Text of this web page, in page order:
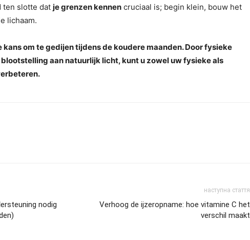
ten slotte dat je grenzen kennen cruciaal is; begin klein, bouw het
lichaam.
om te gedijen tijdens de koudere maanden. Door fysieke
aan natuurlijk licht, kunt u zowel uw fysieke als
nodig
наступна стаття
Verhoog de ijzeropname: hoe vitamine C het
verschil maakt